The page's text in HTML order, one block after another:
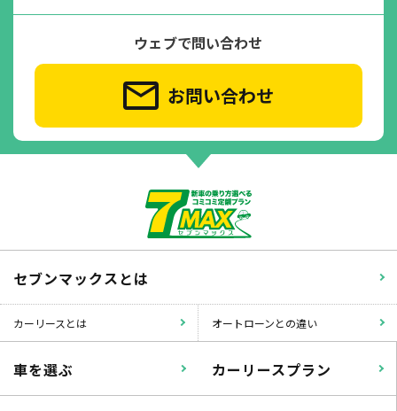
ウェブで問い合わせ
お問い合わせ
セブンマックスとは
カーリースとは オートローンとの違い
車を選ぶ カーリースプラン